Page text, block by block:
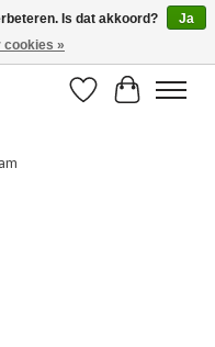
17/8
Verlanglijst
Is dat akkoord?
Ja
cookies »